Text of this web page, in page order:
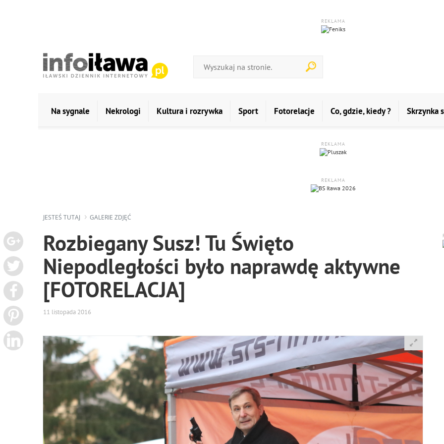
REKLAMA
Na sygnale Nekrologi Kultura i rozrywka Sport Fotorelacje Co, gdzie, kiedy ? Skrzynka
REKLAMA
REKLAMA
JESTEŚ TUTAJ GALERIE ZDJĘĆ
Rozbiegany Susz! Tu Święto
Niepodległości było naprawdę aktywne
[FOTORELACJA]
11 listopada 2016